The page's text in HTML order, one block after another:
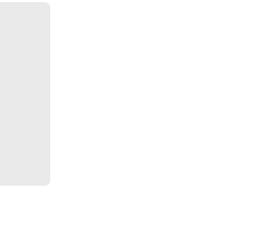
华作为买方顾问提供的服
调查、目标公司价值分
政府沟通和审批、谈判支
并购条件；协助买方筹
金、提出具体的收购建
目标公司的资产评估报
标公司价值分析、提供交
区域竞争力的重要途径。
进程中，都把培育和发展
一项非常重要的工作。当
遍的认识，认为园区是形
体。产业集群在空间上的
撑机构在地理上的集中，
测、打击违法违规行为，
效等级等强制性标准，倒
引导下，行业自律行动增
性报价，并成立了旨在整
整合收购平台，标志着行
质性阶段。 中国光伏行
亿元，2023年攀升至1.75
制取，例如通过电解水、
化等方式获得，而非直接
在于其高能量密度与零
氢燃烧热值是汽油的3
无污染物排放，是理想的
，氢能源兼具“过程性能